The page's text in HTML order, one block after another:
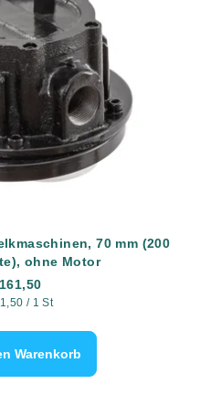
70 mm (200
ohne Motor
/ 1 St
Warenkorb